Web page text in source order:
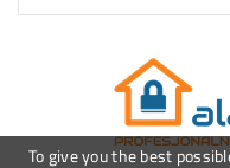
To give you the best